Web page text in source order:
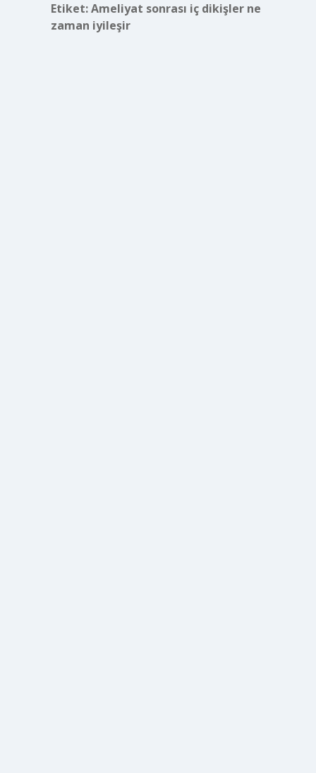
Etiket:Ameliyat sonrası iç dikişler ne
zaman iyileşir